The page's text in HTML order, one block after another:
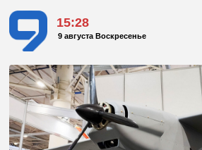
15:28
9 августа Воскресенье